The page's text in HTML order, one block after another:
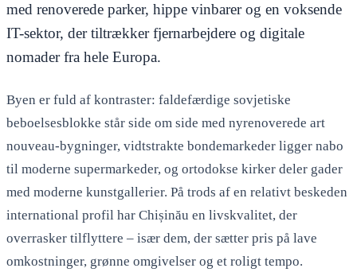
med renoverede parker, hippe vinbarer og en voksende
IT-sektor, der tiltrækker fjernarbejdere og digitale
nomader fra hele Europa.
Byen er fuld af kontraster: faldefærdige sovjetiske
beboelsesblokke står side om side med nyrenoverede art
nouveau-bygninger, vidtstrakte bondemarkeder ligger nabo
til moderne supermarkeder, og ortodokse kirker deler gader
med moderne kunstgallerier. På trods af en relativt beskeden
international profil har Chișinău en livskvalitet, der
overrasker tilflyttere – især dem, der sætter pris på lave
omkostninger, grønne omgivelser og et roligt tempo.